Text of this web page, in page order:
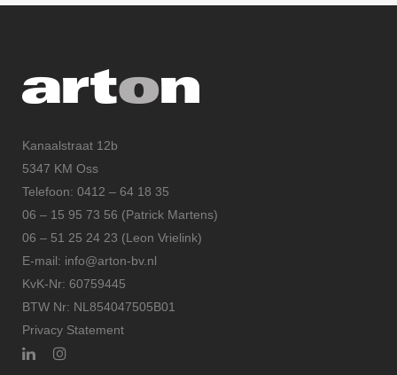
Kanaalstraat 12b
5347 KM Oss
Telefoon: 0412 – 64 18 35
06 – 15 95 73 56 (Patrick Martens)
06 – 51 25 24 23 (Leon Vrielink)
E-mail: info@arton-bv.nl
KvK-Nr: 60759445
BTW Nr: NL854047505B01
Privacy Statement